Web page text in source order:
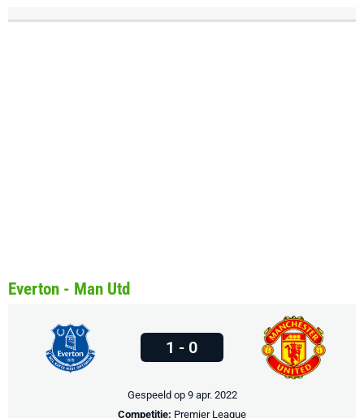
Everton - Man Utd
1 - 0
Gespeeld op 9 apr. 2022
Competitie: Premier League